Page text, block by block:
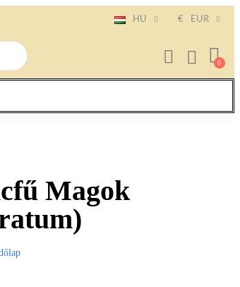
HU € EUR
Magok